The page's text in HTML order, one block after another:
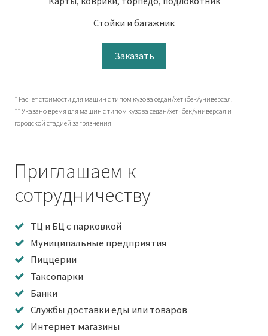
Стойки и багажник
Заказать
* Расчёт стоимости для машин с типом кузова седан/хетчбек/универсал.
** Указано время для машин с типом кузова седан/хетчбек/универсал и
городской стадией загрязнения
Приглашаем к
сотрудничеству
ТЦ и БЦ с парковкой
Муниципальные предприятия
Пиццерии
Таксопарки
Банки
Службы доставки еды или товаров
Интернет магазины